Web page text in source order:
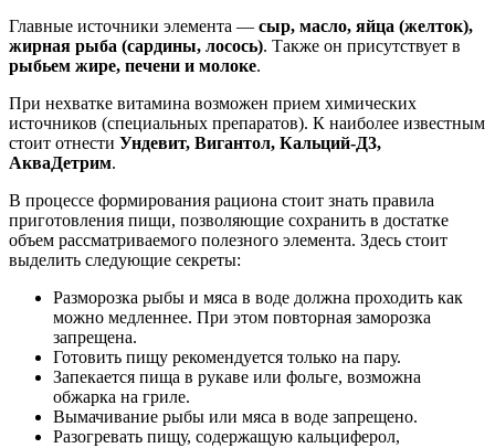
Главные источники элемента — сыр, масло, яйца (желток),
жирная рыба (сардины, лосось). Также он присутствует в
рыбьем жире, печени и молоке.
При нехватке витамина возможен прием химических
источников (специальных препаратов). К наиболее известным
стоит отнести Ундевит, Вигантол, Кальций-Д3,
АкваДетрим.
В процессе формирования рациона стоит знать правила
приготовления пищи, позволяющие сохранить в достатке
объем рассматриваемого полезного элемента. Здесь стоит
выделить следующие секреты:
Разморозка рыбы и мяса в воде должна проходить как
можно медленнее. При этом повторная заморозка
запрещена.
Готовить пищу рекомендуется только на пару.
Запекается пища в рукаве или фольге, возможна
обжарка на гриле.
Вымачивание рыбы или мяса в воде запрещено.
Разогревать пищу, содержащую кальциферол,